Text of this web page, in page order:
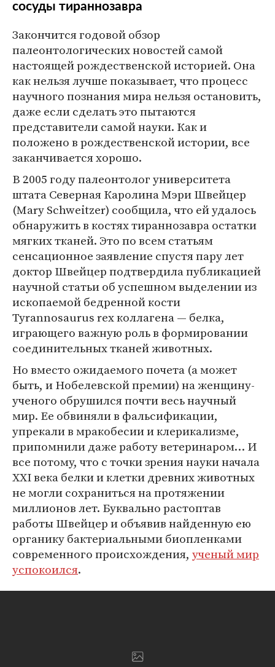
сосуды тираннозавра
Закончится годовой обзор
палеонтологических новостей самой
настоящей рождественской историей. Она
как нельзя лучше показывает, что процесс
научного познания мира нельзя остановить,
даже если сделать это пытаются
представители самой науки. Как и
положено в рождественской истории, все
заканчивается хорошо.
В 2005 году палеонтолог университета
штата Северная Каролина Мэри Швейцер
(Mary Schweitzer) сообщила, что ей удалось
обнаружить в костях тираннозавра остатки
мягких тканей. Это по всем статьям
сенсационное заявление спустя пару лет
доктор Швейцер подтвердила публикацией
научной статьи об успешном выделении из
ископаемой бедренной кости
Tyrannosaurus rex коллагена — белка,
играющего важную роль в формировании
соединительных тканей животных.
Но вместо ожидаемого почета (а может
быть, и Нобелевской премии) на женщину-
ученого обрушился почти весь научный
мир. Ее обвиняли в фальсификации,
упрекали в мракобесии и клерикализме,
припомнили даже работу ветеринаром… И
все потому, что с точки зрения науки начала
XXI века белки и клетки древних животных
не могли сохраниться на протяжении
миллионов лет. Буквально растоптав
работы Швейцер и объявив найденную ею
органику бактериальными биопленками
современного происхождения, ученый мир
успокоился.